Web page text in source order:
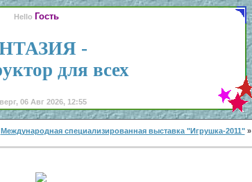
Hello Гость
-
для всех
06 Авг 2026, 12:55
Международная специализированная выставка "Игрушка-2011"»